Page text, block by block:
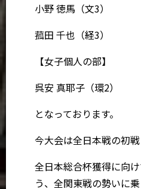
小野 徳馬（文3）
菰田 千也（経3）
【女子個人の部】
呉安 真耶子（環2）
となっております。
今大会は全日本戦の初戦
全日本総合杯獲得に向
う、全関東戦の勢いに